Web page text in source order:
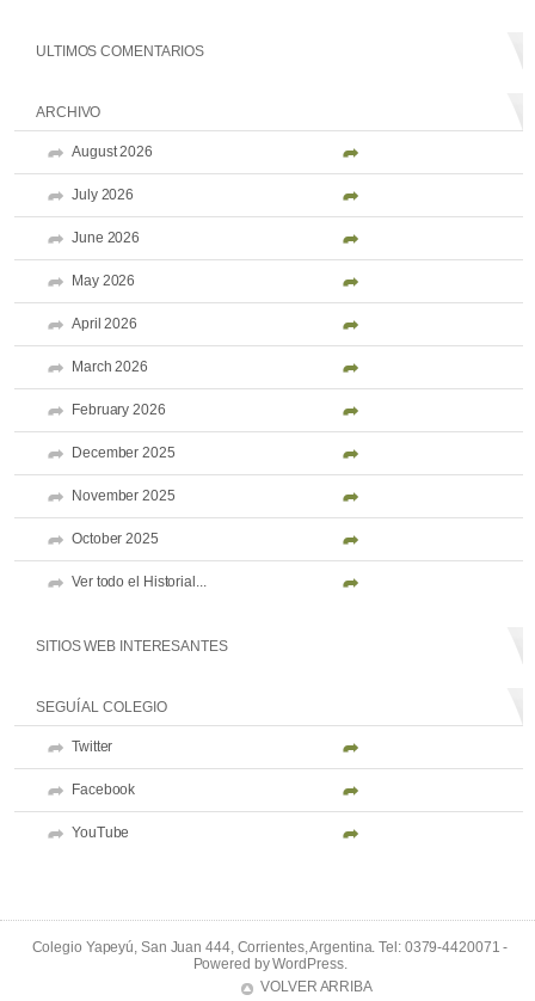
ULTIMOS COMENTARIOS
ARCHIVO
August 2026
July 2026
June 2026
May 2026
April 2026
March 2026
February 2026
December 2025
November 2025
October 2025
Ver todo el Historial...
SITIOS WEB INTERESANTES
SEGUÍ AL COLEGIO
Twitter
Facebook
YouTube
Colegio Yapeyú, San Juan 444, Corrientes, Argentina. Tel: 0379-4420071 -
Powered byWordPress.
VOLVER ARRIBA